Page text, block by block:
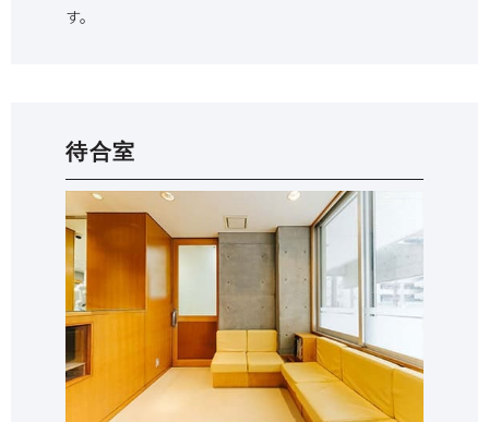
す。
待合室